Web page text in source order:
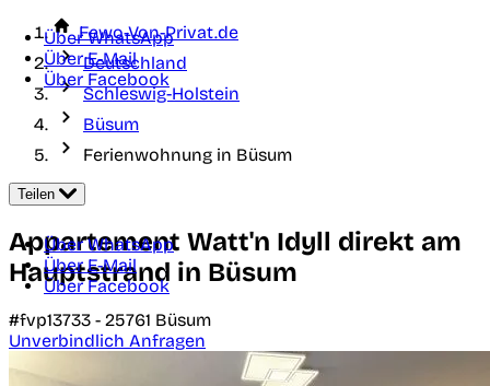
Über WhatsApp
Über E-Mail
Über Facebook
Fewo-Von-Privat.de
Deutschland
Schleswig-Holstein
Büsum
Ferienwohnung in Büsum
Teilen
Über WhatsApp
Über E-Mail
Über Facebook
Appartement Watt'n Idyll direkt am
Hauptstrand in Büsum
#fvp13733 - 25761 Büsum
Unverbindlich Anfragen